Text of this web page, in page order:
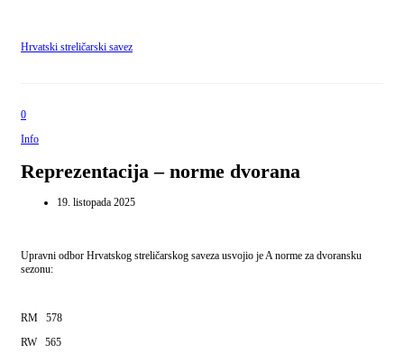
Hrvatski streličarski savez
0
Info
Reprezentacija – norme dvorana
19. listopada 2025
Upravni odbor Hrvatskog streličarskog saveza usvojio je A norme za dvoransku
sezonu:
RM 578
RW 565